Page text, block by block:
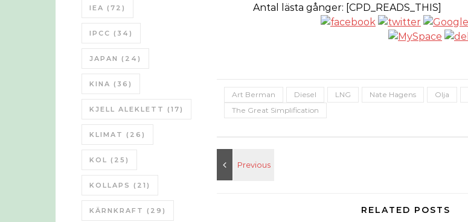
IEA (72)
IPCC (34)
JAPAN (24)
KINA (36)
KJELL ALEKLETT (17)
KLIMAT (26)
KOL (25)
KOLLAPS (21)
KÄRNKRAFT (29)
Antal lästa gånger: [CPD_READS_THIS]
Art Berman Diesel LNG Nate Hagens Olja
The Great Simplification
RELATED POSTS